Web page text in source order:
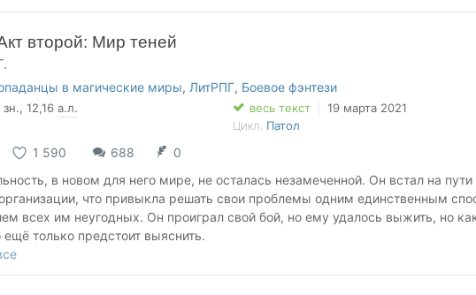
что смогут открыть на тебя охоту? Глупцы. Тебе хватит силы поднять
твою голову? Скорее запачкают древнюю мостовую своей кровью. Верный
И даже то, что он называл тебя братом -- ничего не изменит.
вернулся - встречайте в новой книге Михаила Игнатова - Беглец.
второй: Мир теней
в магические миры, ЛитРПГ, Боевое фэнтези
зн., 12,16 а.л.
весь текст
19 марта 2021
Цикл: Патол
1 590 688
0
в новом для него мире, не осталась незамеченной. Он встал на пути
что привыкла решать свои проблемы одним единственным
всех им неугодных. Он проиграл свой бой, но ему удалось выжить, но
ещё только предстоит выяснить.
тут:https://author.today/work/86719